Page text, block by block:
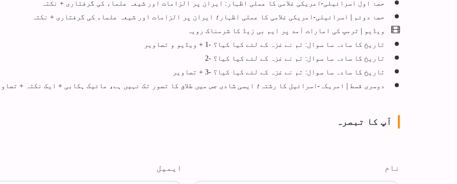
حصۂ اول اسرائیلی-امریکی غلامی کا عملی اظہار: ایران پر الزامات اور شیعہ علماء کی گرفتاری + نکتہ
حصۂ دوئم | اسرائیلی-امریکی غلامی کا عملی اظہار؛ ایران پر الزامات اور شیعہ علماء کی گرفتاری + نکتہ
ویڈیو | ٹرمپ کی امارات آمد پر ایم بی زیڈ کا شرمناک رویہ
تاریخ کا سادہ سا سوال: تم نے غزہ کے لئے کیا کیا؟ -1 + ویڈیو و تصاویر
تاریخ کا سادہ سا سوال: تم نے غزہ کے لئے کیا کیا؟ -2
تاریخ کا سادہ سا سوال: تم نے غزہ کے لئے کیا کیا؟ -3 + تصاویر
دوسری قسط | امریکہ-اسرائیل کا رشتہ؛ ایسی شادی جس میں طلاق کا تصور تک نہیں ہے، مائیک ہکابی + ایک نکتہ +
آپ کا تبصرہ
نام ایمیل